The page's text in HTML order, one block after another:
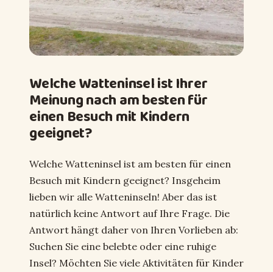
Welche Watteninsel ist Ihrer
Meinung nach am besten für
einen Besuch mit Kindern
geeignet?
Welche Watteninsel ist am besten für einen
Besuch mit Kindern geeignet? Insgeheim
lieben wir alle Watteninseln! Aber das ist
natürlich keine Antwort auf Ihre Frage. Die
Antwort hängt daher von Ihren Vorlieben ab:
Suchen Sie eine belebte oder eine ruhige
Insel? Möchten Sie viele Aktivitäten für Kinder